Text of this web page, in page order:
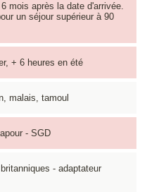
mois après la date d'arrivée.
un séjour supérieur à 90
+ 6 heures en été
malais, tamoul
- SGD
- adaptateur